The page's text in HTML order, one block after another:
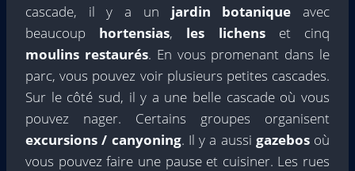
cascade, il y a un jardin botanique avec
beaucoup hortensias, les lichenset cinq
moulins restaurés. En vous promenant dans le
parc, vous pouvez voir plusieurs petites cascades.
Sur le côté sud, il y a une belle cascade où vous
pouvez nager. Certains groupes organisent
excursions / canyoning. Il y a aussi gazebosoù
vous pouvez faire une pause et cuisiner. Les rues